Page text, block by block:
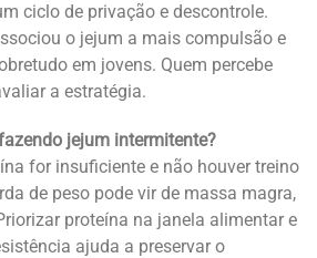
ciclo de privação e descontrole.
o jejum a mais compulsão e
em jovens. Quem percebe
a estratégia.
jejum intermitente?
for insuficiente e não houver treino
de peso pode vir de massa magra,
proteína na janela alimentar e
ajuda a preservar o